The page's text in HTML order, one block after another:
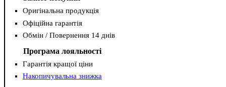
Оригінальна продукція
Офіційна гарантія
Обмін / Повернення 14 днів
Програма лояльності
Гарантія кращої ціни
Накопичувальна знижка